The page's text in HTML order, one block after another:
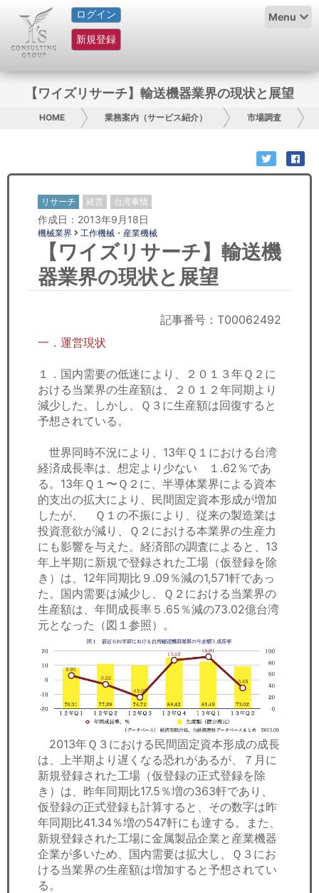
ログイン
新規登録
Menu
HOME
サービス紹介
コラム
グループ概要
日本人にPR
コンサルティング
リサーチ
労務顧問
ＩＴ
飲食店情報
【ワイズリサーチ】輸送機器業界の現状と展望
HOME 業務案内（サービス紹介） 市場調査
リサーチ 経営 台湾事情
作成日：2013年9月18日
機械業界 工作機械・産業機械
【ワイズリサーチ】輸送機
器業界の現状と展望
記事番号：T00062492
一．運営現状
１．国内需要の低迷により、２０１３年Ｑ２に
おける当業界の生産額は、２０１２年同期より
減少した。しかし、Ｑ３に生産額は回復すると
予想されている。
世界同時不況により、13年Ｑ１における台湾
経済成長率は、想定より少ない １.62％であ
る。13年Ｑ１〜Ｑ２に、半導体業界による資本
的支出の拡大により、民間固定資本形成が増加
したが、 Ｑ１の不振により、従来の製造業は
投資意欲が減り、Ｑ２における本業界の生産力
にも影響を与えた。経済部の調査によると、13
年上半期に新規で登録された工場（仮登録を除
き）は、12年同期比９.09％減の1,571軒であっ
た。国内需要は減少し、Ｑ２における当業界の
生産額は、年間成長率５.65％減の73.02億台湾
元となった（図１参照）。
2013年Ｑ３における民間固定資本形成の成長
は、上半期より遅くなる恐れがあるが、７月に
新規登録された工場（仮登録の正式登録を除
き）は、昨年同期比17.5％増の363軒であり、
仮登録の正式登録も計算すると、その数字は昨
年同期比41.34％増の547軒にも達する。また、
新規登録された工場に金属製品企業と産業機器
企業が多いため、国内需要は拡大し、Ｑ３にお
ける当業界の生産額は増加すると予想されてい
る。